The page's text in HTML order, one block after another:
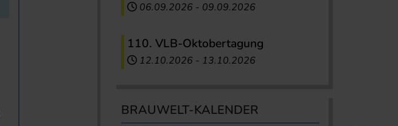
06.09.2026 - 09.09.2026
110. VLB-Oktobertagung
12.10.2026 - 13.10.2026
BRAUWELT-KALENDER